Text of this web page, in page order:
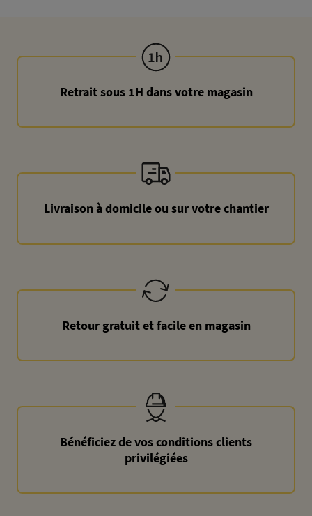
Retrait sous 1H dans votre magasin
Livraison à domicile ou sur votre chantier
Retour gratuit et facile en magasin
Bénéficiez de vos conditions clients
privilégiées